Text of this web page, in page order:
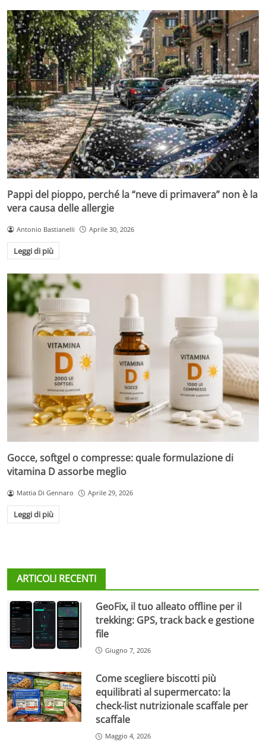
Pappi del pioppo, perché la “neve di primavera” non è la
vera causa delle allergie
Antonio Bastianelli Aprile 30, 2026
Leggi di più
Gocce, softgel o compresse: quale formulazione di
vitamina D assorbe meglio
Mattia Di Gennaro Aprile 29, 2026
Leggi di più
ARTICOLI RECENTI
GeoFix, il tuo alleato offline per il
trekking: GPS, track back e gestione
file
Giugno 7, 2026
Come scegliere biscotti più
equilibrati al supermercato: la
check-list nutrizionale scaffale per
scaffale
Maggio 4, 2026